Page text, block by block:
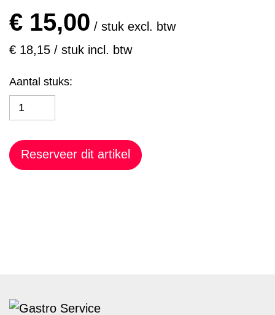
€ 15,00 / stuk excl. btw
€ 18,15 / stuk incl. btw
Aantal stuks:
Reserveer dit artikel